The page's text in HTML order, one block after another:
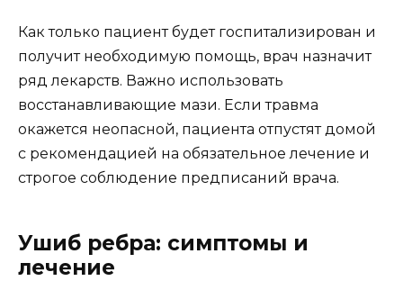
Как только пациент будет госпитализирован и
получит необходимую помощь, врач назначит
ряд лекарств. Важно использовать
восстанавливающие мази. Если травма
окажется неопасной, пациента отпустят домой
с рекомендацией на обязательное лечение и
строгое соблюдение предписаний врача.
Ушиб ребра: симптомы и
лечение